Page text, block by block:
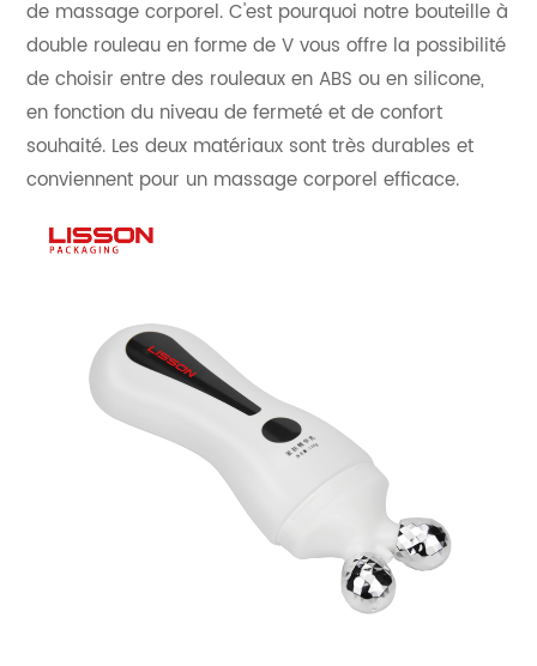
de massage corporel. C'est pourquoi notre bouteille à
double rouleau en forme de V vous offre la possibilité
de choisir entre des rouleaux en ABS ou en silicone,
en fonction du niveau de fermeté et de confort
souhaité. Les deux matériaux sont très durables et
conviennent pour un massage corporel efficace.